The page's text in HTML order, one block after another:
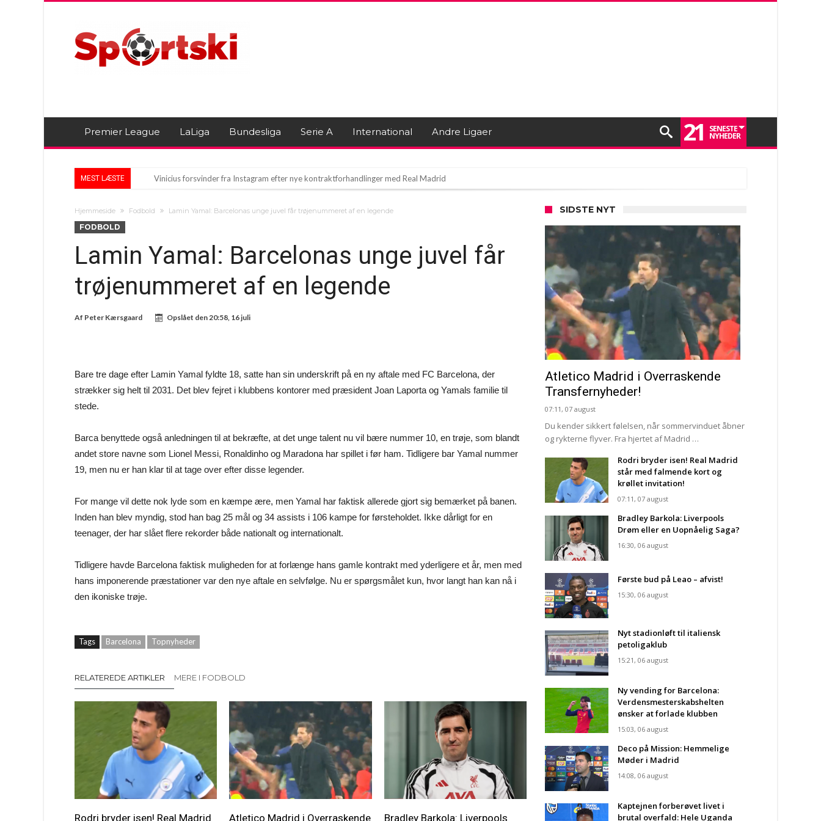
Premier League LaLiga Bundesliga Serie A International Andre Ligaer 21 SENESTE
NYHEDER
MEST LÆSTE Vinicius forsvinder fra Instagram efter nye kontraktforhandlinger med Real Madrid
Hjemmeside Fodbold Lamin Yamal: Barcelonas unge juvel får trøjenummeret af en legende
FODBOLD
Lamin Yamal: Barcelonas unge juvel får
trøjenummeret af en legende
Af Peter Kærsgaard Opslået den20:58, 16 juli
Bare tre dage efter Lamin Yamal fyldte 18, satte han sin underskrift på en ny aftale med FC Barcelona, der
strækker sig helt til 2031. Det blev fejret i klubbens kontorer med præsident Joan Laporta og Yamals familie til
stede.
Barca benyttede også anledningen til at bekræfte, at det unge talent nu vil bære nummer 10, en trøje, som blandt
andet store navne som Lionel Messi, Ronaldinho og Maradona har spillet i før ham. Tidligere bar Yamal nummer
19, men nu er han klar til at tage over efter disse legender.
For mange vil dette nok lyde som en kæmpe ære, men Yamal har faktisk allerede gjort sig bemærket på banen.
Inden han blev myndig, stod han bag 25 mål og 34 assists i 106 kampe for førsteholdet. Ikke dårligt for en
teenager, der har slået flere rekorder både nationalt og internationalt.
Tidligere havde Barcelona faktisk muligheden for at forlænge hans gamle kontrakt med yderligere et år, men med
hans imponerende præstationer var den nye aftale en selvfølge. Nu er spørgsmålet kun, hvor langt han kan nå i
den ikoniske trøje.
Tags Barcelona Topnyheder
RELATEREDE ARTIKLER MERE I FODBOLD
Rodri bryder isen! Real Madrid Atletico Madrid i Overraskende Bradley Barkola: Liverpools
SIDSTE NYT
Atletico Madrid i Overraskende
Transfernyheder!
07:11, 07 august
Du kender sikkert følelsen, når sommervinduet åbner
og rykterne flyver. Fra hjertet af Madrid …
Rodri bryder isen! Real Madrid
står med falmende kort og
krøllet invitation!
07:11, 07 august
Bradley Barkola: Liverpools
Drøm eller en Uopnåelig Saga?
16:30, 06 august
Første bud på Leao – afvist!
15:30, 06 august
Nyt stadionløft til italiensk
petoligaklub
15:21, 06 august
Ny vending for Barcelona:
Verdensmesterskabshelten
ønsker at forlade klubben
15:03, 06 august
Deco på Mission: Hemmelige
Møder i Madrid
14:08, 06 august
Kaptejnen forberøvet livet i
brutal overfald: Hele Uganda